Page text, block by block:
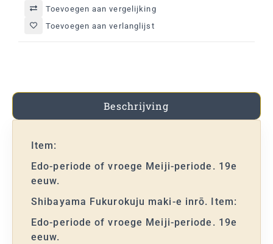
Toevoegen aan vergelijking
Toevoegen aan verlanglijst
Beschrijving
Item:
Edo-periode of vroege Meiji-periode. 19e
eeuw.
Shibayama Fukurokuju maki-e inrō. Item:
Edo-periode of vroege Meiji-periode. 19e
eeuw.